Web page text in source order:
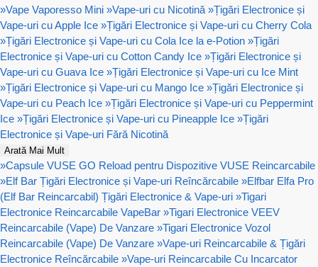
»Vape Vaporesso Mini »Vape-uri cu Nicotină »Țigări Electronice și
Vape-uri cu Apple Ice »Țigări Electronice și Vape-uri cu Cherry Cola
»Țigări Electronice și Vape-uri cu Cola Ice la e-Potion »Țigări
Electronice și Vape-uri cu Cotton Candy Ice »Țigări Electronice și
Vape-uri cu Guava Ice »Țigări Electronice și Vape-uri cu Ice Mint
»Țigări Electronice și Vape-uri cu Mango Ice »Țigări Electronice și
Vape-uri cu Peach Ice »Țigări Electronice și Vape-uri cu Peppermint
Ice »Țigări Electronice și Vape-uri cu Pineapple Ice »Țigări
Electronice și Vape-uri Fără Nicotină
Arată Mai Mult
»Capsule VUSE GO Reload pentru Dispozitive VUSE Reincarcabile
»Elf Bar Țigări Electronice și Vape-uri Reîncărcabile »Elfbar Elfa Pro
(Elf Bar Reincarcabil) Țigări Electronice & Vape-uri »Tigari
Electronice Reincarcabile VapeBar »Tigari Electronice VEEV
Reincarcabile (Vape) De Vanzare »Tigari Electronice Vozol
Reincarcabile (Vape) De Vanzare »Vape-uri Reincarcabile & Țigări
Electronice Reîncărcabile »Vape-uri Reincarcabile Cu Incarcator